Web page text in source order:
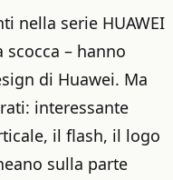
nella serie HUAWEI
– hanno
di Huawei. Ma
interessante
il flash, il logo
sulla parte